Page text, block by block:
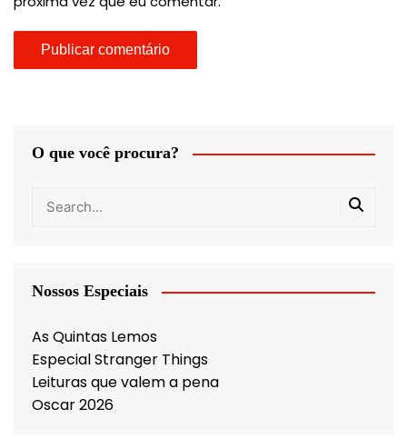
O que você procura?
Nossos Especiais
As Quintas Lemos
Especial Stranger Things
Leituras que valem a pena
Oscar 2026